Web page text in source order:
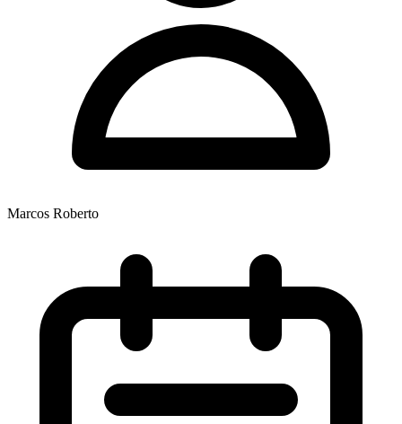
Marcos Roberto